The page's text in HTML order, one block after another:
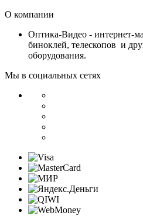
О компании
Оптика-Видео - интернет-
биноклей, телескопов и
оборудования.
Мы в социальных сетях